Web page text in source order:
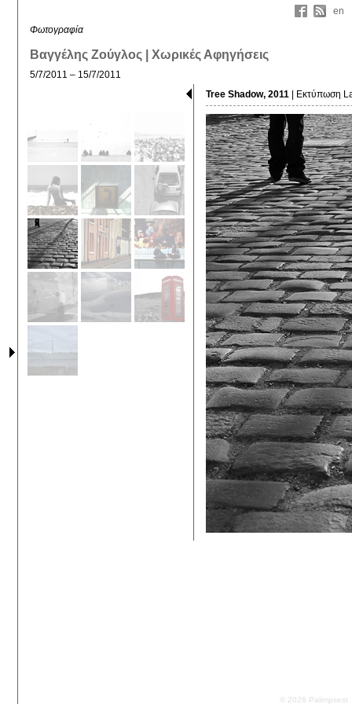
en
Φωτογραφία
Βαγγέλης Ζούγλος | Χωρικές Αφηγήσεις
5/7/2011 – 15/7/2011
Tree Shadow, 2011 | Εκτύπωση
© 2026 Palimpsest